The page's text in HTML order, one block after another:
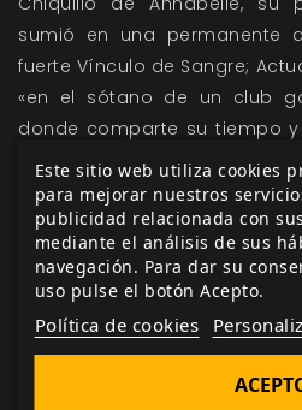
sumió en una permanente
fuerte Vínculo de Sangre;
«en el sótano de un club
donde comparte su tiempo
Taryn, une joven bailarín de
recuerda a sí mismo a su
Erzulie
Rompiendo las barreras del
como en la muerte, la
fundamental del activismo
noches de Chicago. Criada
niño en Puerto Rico, en su
Este sitio web utiliza cookies
para mejorar nuestros
publicidad relacionada con
mediante el análisis de sus
navegación. Para dar su
uso pulse el botón Acepto.
Política de cookies